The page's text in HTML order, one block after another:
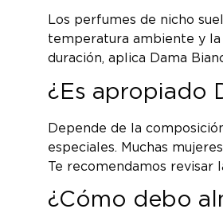
Los perfumes de nicho
temperatura ambiente y la
duración, aplica Dama
¿Es apropiado
Depende de la
especiales. Muchas
Te recomendamos revisar
¿Cómo debo